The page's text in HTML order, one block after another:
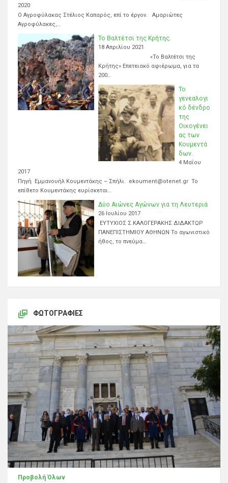
2020
Ο Αγροφύλακας Στέλιος Καπαρός, επί το έργον. Αμαριώτες
Αγροφύλακες,…
Το Βαλτέτσι της Κρήτης.
18 Απριλίου 2021
«Το Βαλτέτσι της
Κρήτης» Επετειακό αφιέρωμα, για τα
200…
Το
γενεαλογι
κό δένδρο
της
Οικογένει
ας των
Κουμεντά
δων.
4 Μαΐου
2017
Πηγή Εμμανουήλ Κουμεντάκης – Σπήλι. ekoument@otenet.gr Το
επίθετο Κουμεντάκης ευρίσκεται…
Δύο Αιώνες Αγώνων για τη Λευτεριά
26 Ιουλίου 2017
ΕΥΤΥΧΙΟΣ Σ.ΚΑΛΟΓΕΡΑΚΗΣ ΔΙΔΑΚΤΩΡ
ΠΑΝΕΠΙΣΤΗΜΙΟΥ ΑΘΗΝΩΝ Το αγωνιστικό
ήθος, το πνεύμα…
ΦΩΤΟΓΡΑΦΊΕΣ
Προβολή Όλων